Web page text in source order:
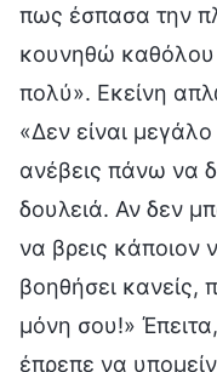
πως έσπασα την
κουνηθώ καθόλου
πολύ». Εκείνη
«Δεν είναι
ανέβεις πάνω να
δουλειά. Αν δεν
να βρεις κάποιον
βοηθήσει κανείς,
μόνη σου!»
έπρεπε να